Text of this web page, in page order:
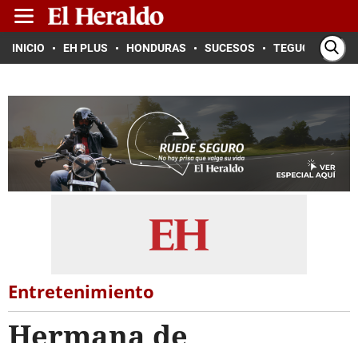
INICIO EH PLUS HONDURAS SUCESOS TEGUCIGALPA
Entretenimiento